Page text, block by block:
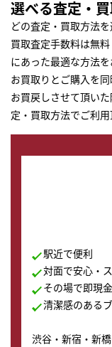
選べる査定・
どの査定・買取方法
買取査定手数料は無
にあった最適な方法を
お買取りとご購入を
お買戻しさせて頂い
定・買取方法でご利用
駅近で便利
対面で安心・
その場で即現
清潔感のある
渋谷・新宿・新